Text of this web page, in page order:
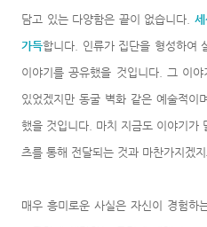
담고 있는 다양함은 끝이 없습니다.
가득합니다. 인류가 집단을 형성하여
이야기를 공유했을 것입니다. 그 이
있었겠지만 동굴 벽화 같은 예술적이
했을 것입니다. 마치 지금도 이야기가
츠를 통해 전달되는 것과 마찬가지겠지
매우 흥미로운 사실은 자신이 경험하